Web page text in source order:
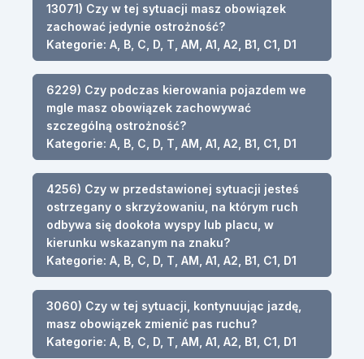
13071) Czy w tej sytuacji masz obowiązek
zachować jedynie ostrożność?
Kategorie: A, B, C, D, T, AM, A1, A2, B1, C1, D1
6229) Czy podczas kierowania pojazdem we
mgle masz obowiązek zachowywać
szczególną ostrożność?
Kategorie: A, B, C, D, T, AM, A1, A2, B1, C1, D1
4256) Czy w przedstawionej sytuacji jesteś
ostrzegany o skrzyżowaniu, na którym ruch
odbywa się dookoła wyspy lub placu, w
kierunku wskazanym na znaku?
Kategorie: A, B, C, D, T, AM, A1, A2, B1, C1, D1
3060) Czy w tej sytuacji, kontynuując jazdę,
masz obowiązek zmienić pas ruchu?
Kategorie: A, B, C, D, T, AM, A1, A2, B1, C1, D1